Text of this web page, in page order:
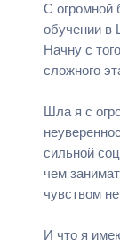
С огромной
обучении в
Начну с
сложного
Шла я с
сильной
чем
чувством
И что я